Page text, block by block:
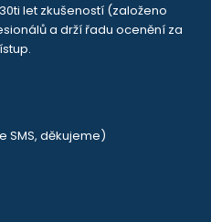
let zkušeností (založeno
a drží řadu ocenění za
SMS, děkujeme)